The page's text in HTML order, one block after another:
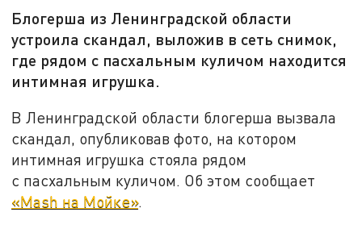
Блогерша из Ленинградской области
устроила скандал, выложив в сеть снимок,
где рядом с пасхальным куличом находится
интимная игрушка.
В Ленинградской области блогерша вызвала
скандал, опубликовав фото, на котором
интимная игрушка стояла рядом
с пасхальным куличом. Об этом сообщает
«Mash на Мойке».